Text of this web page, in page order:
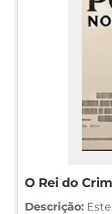
O Rei do
Descrição: